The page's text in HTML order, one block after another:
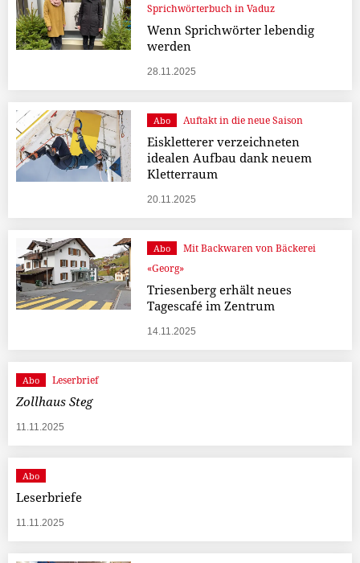
Sprichwörterbuch in Vaduz
Wenn Sprichwörter lebendig
werden
28.11.2025
Abo Auftakt in die neue Saison
Eiskletterer verzeichneten
idealen Aufbau dank neuem
Kletterraum
20.11.2025
Abo
Mit Backwaren von Bäckerei
«Georg»
Triesenberg erhält neues
Tagescafé im Zentrum
14.11.2025
Abo Leserbrief
Zollhaus Steg
11.11.2025
Abo
Leserbriefe
11.11.2025